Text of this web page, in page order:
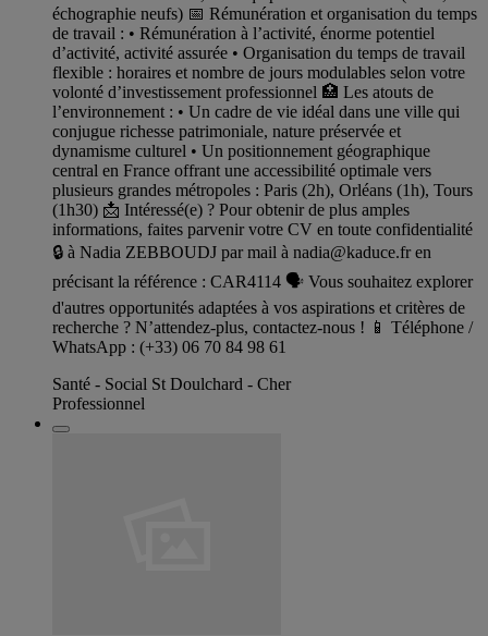
échographie neufs) 📅 Rémunération et organisation du temps
de travail : • Rémunération à l’activité, énorme potentiel
d’activité, activité assurée • Organisation du temps de travail
flexible : horaires et nombre de jours modulables selon votre
volonté d’investissement professionnel 🏥 Les atouts de
l’environnement : • Un cadre de vie idéal dans une ville qui
conjugue richesse patrimoniale, nature préservée et
dynamisme culturel • Un positionnement géographique
central en France offrant une accessibilité optimale vers
plusieurs grandes métropoles : Paris (2h), Orléans (1h), Tours
(1h30) 📩 Intéressé(e) ? Pour obtenir de plus amples
informations, faites parvenir votre CV en toute confidentialité
🔒 à Nadia ZEBBOUDJ par mail à nadia@kaduce.fren
précisant la référence : CAR4114 🗣️ Vous souhaitez explorer
d'autres opportunités adaptées à vos aspirations et critères de
recherche ? N’attendez-plus, contactez-nous ! 📱 Téléphone /
WhatsApp : (+33) 06 70 84 98 61
Santé - Social St Doulchard - Cher
Professionnel